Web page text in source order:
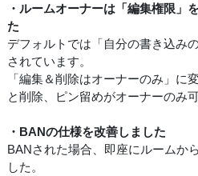
・ルームオーナーは「編集権限」
た
デフォルトでは「自分の書き込み
されています。
「編集＆削除はオーナーのみ」に
と削除、ピン留めがオーナーのみ
・BANの仕様を改善しました
BANされた場合、即座にルームか
した。